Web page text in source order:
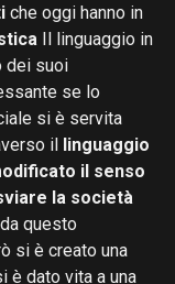
che oggi hanno in
Il linguaggio in
dei suoi
se lo
si è servita
il
linguaggio
il senso
la società
questo
si è creato una
è dato vita a una